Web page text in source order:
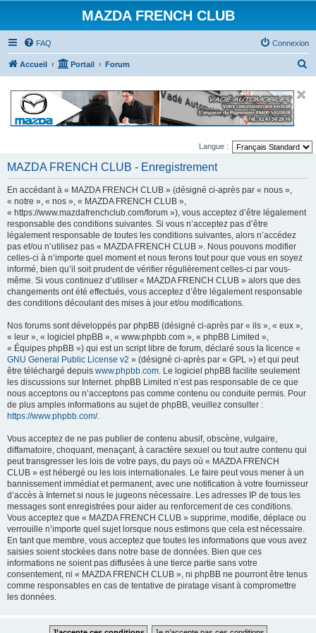
MAZDA FRENCH CLUB
FAQ Connexion
Accueil Portail Forum
r
Langue :
MAZDA FRENCH CLUB - Enregistrement
En accédant à « MAZDA FRENCH CLUB » (désigné ci-après par « nous »,
« notre », « nos », « MAZDA FRENCH CLUB »,
« https://www.mazdafrenchclub.com/forum »), vous acceptez d’être légalement
responsable des conditions suivantes. Si vous n’acceptez pas d’être
légalement responsable de toutes les conditions suivantes, alors n’accédez
pas et/ou n’utilisez pas « MAZDA FRENCH CLUB ». Nous pouvons modifier
celles-ci à n’importe quel moment et nous ferons tout pour que vous en soyez
informé, bien qu’il soit prudent de vérifier régulièrement celles-ci par vous-
même. Si vous continuez d’utiliser « MAZDA FRENCH CLUB » alors que des
changements ont été effectués, vous acceptez d’être légalement responsable
des conditions découlant des mises à jour et/ou modifications.
Nos forums sont développés par phpBB (désigné ci-après par « ils », « eux »,
« leur », « logiciel phpBB », « www.phpbb.com », « phpBB Limited »,
« Équipes phpBB ») qui est un script libre de forum, déclaré sous la licence «
GNU General Public License v2 » (désigné ci-après par « GPL ») et qui peut
être téléchargé depuis www.phpbb.com . Le logiciel phpBB facilite seulement
les discussions sur Internet. phpBB Limited n’est pas responsable de ce que
nous acceptons ou n’acceptons pas comme contenu ou conduite permis. Pour
de plus amples informations au sujet de phpBB, veuillez consulter :
https://www.phpbb.com/.
Vous acceptez de ne pas publier de contenu abusif, obscène, vulgaire,
diffamatoire, choquant, menaçant, à caractère sexuel ou tout autre contenu qui
peut transgresser les lois de votre pays, du pays où « MAZDA FRENCH
CLUB » est hébergé ou les lois internationales. Le faire peut vous mener à un
bannissement immédiat et permanent, avec une notification à votre fournisseur
d’accès à Internet si nous le jugeons nécessaire. Les adresses IP de tous les
messages sont enregistrées pour aider au renforcement de ces conditions.
Vous acceptez que « MAZDA FRENCH CLUB » supprime, modifie, déplace ou
verrouille n’importe quel sujet lorsque nous estimons que cela est nécessaire.
En tant que membre, vous acceptez que toutes les informations que vous avez
saisies soient stockées dans notre base de données. Bien que ces
informations ne soient pas diffusées à une tierce partie sans votre
consentement, ni « MAZDA FRENCH CLUB », ni phpBB ne pourront être tenus
comme responsables en cas de tentative de piratage visant à compromettre
les données.